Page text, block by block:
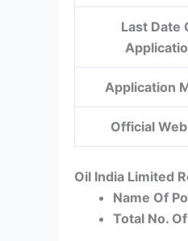
Last Date
Application
Official
Oil India Limited
Name Of
Total No.